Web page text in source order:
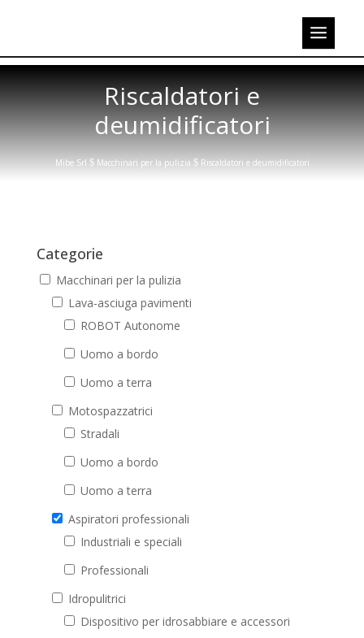
Riscaldatori e
deumidificatori
Mibe Srl $ Macchinari per la pulizia $ Riscaldatori e deumidificatori
Categorie
Macchinari per la pulizia
Lava-asciuga pavimenti
ROBOT Autonome
Uomo a bordo
Uomo a terra
Motospazzatrici
Stradali
Uomo a bordo
Uomo a terra
Aspiratori professionali
Industriali e speciali
Professionali
Idropulitrici
Dispositivo per idrosabbiare e accessori